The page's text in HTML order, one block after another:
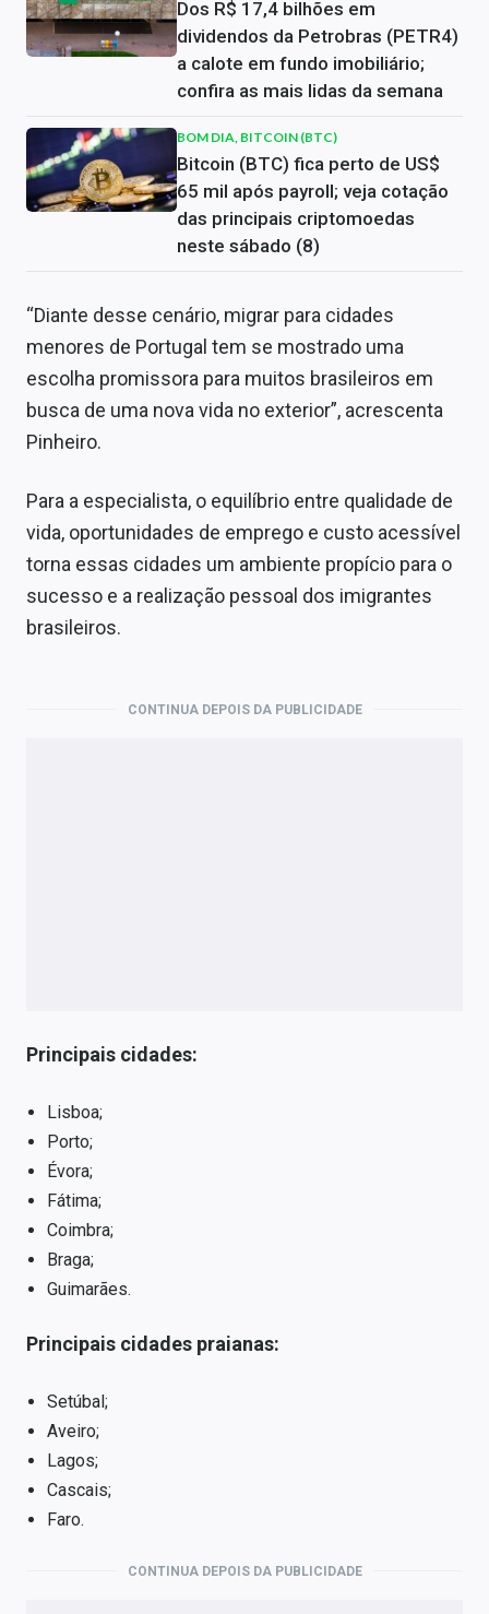
Dos R$ 17,4 bilhões em
dividendos da Petrobras (PETR4)
a calote em fundo imobiliário;
confira as mais lidas da semana
BOM DIA, BITCOIN (BTC)
Bitcoin (BTC) fica perto de US$
65 mil após payroll; veja cotação
das principais criptomoedas
neste sábado (8)
“Diante desse cenário, migrar para cidades
menores de Portugal tem se mostrado uma
escolha promissora para muitos brasileiros em
busca de uma nova vida no exterior”, acrescenta
Pinheiro.
Para a especialista, o equilíbrio entre qualidade de
vida, oportunidades de emprego e custo acessível
torna essas cidades um ambiente propício para o
sucesso e a realização pessoal dos imigrantes
brasileiros.
CONTINUA DEPOIS DA PUBLICIDADE
Principais cidades:
Lisboa;
Porto;
Évora;
Fátima;
Coimbra;
Braga;
Guimarães.
Principais cidades praianas:
Setúbal;
Aveiro;
Lagos;
Cascais;
Faro.
CONTINUA DEPOIS DA PUBLICIDADE